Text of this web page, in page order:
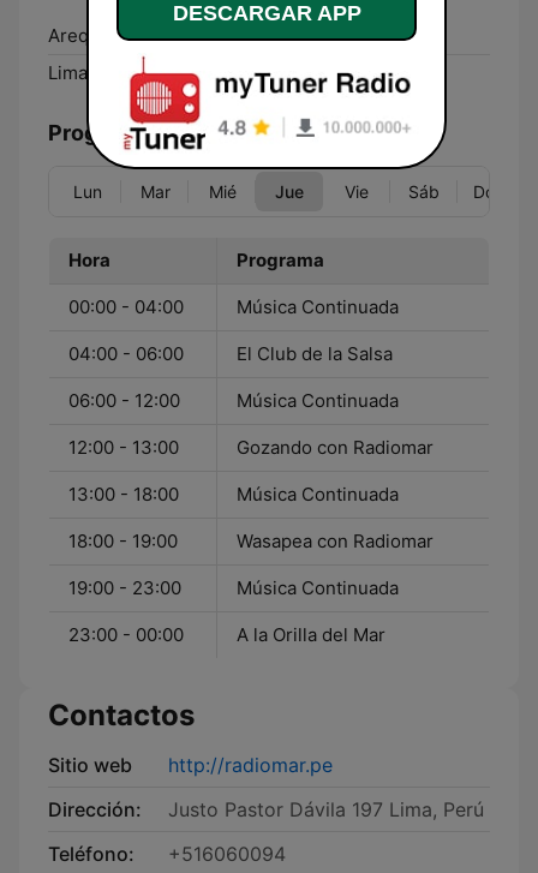
Arequipa: 106.3 FM
Lima:
106.3 FM
Programación
Lun Mar Mié Jue Vie Sáb Dom
Hora Programa
00:00 - 04:00 Música Continuada
04:00 - 06:00 El Club de la Salsa
06:00 - 12:00 Música Continuada
12:00 - 13:00 Gozando con Radiomar
13:00 - 18:00 Música Continuada
18:00 - 19:00 Wasapea con Radiomar
19:00 - 23:00 Música Continuada
23:00 - 00:00 A la Orilla del Mar
Contactos
Sitio web
http://radiomar.pe
Dirección:
Justo Pastor Dávila 197 Lima, Perú
Teléfono:
+516060094
DESCARGAR APP